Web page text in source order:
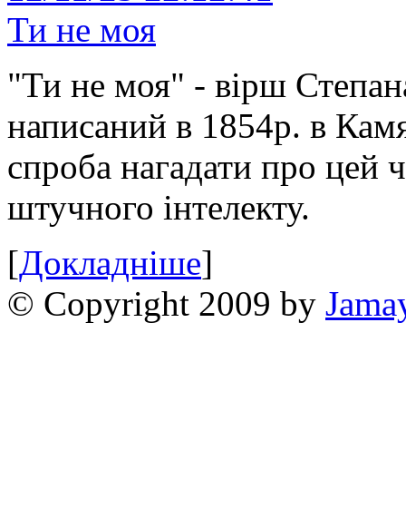
Ти не моя
"Ти не моя" - вірш
написаний в 1854р. в
спроба нагадати про цей
штучного інтелекту.
[Докладніше]
© Copyright 2009 by